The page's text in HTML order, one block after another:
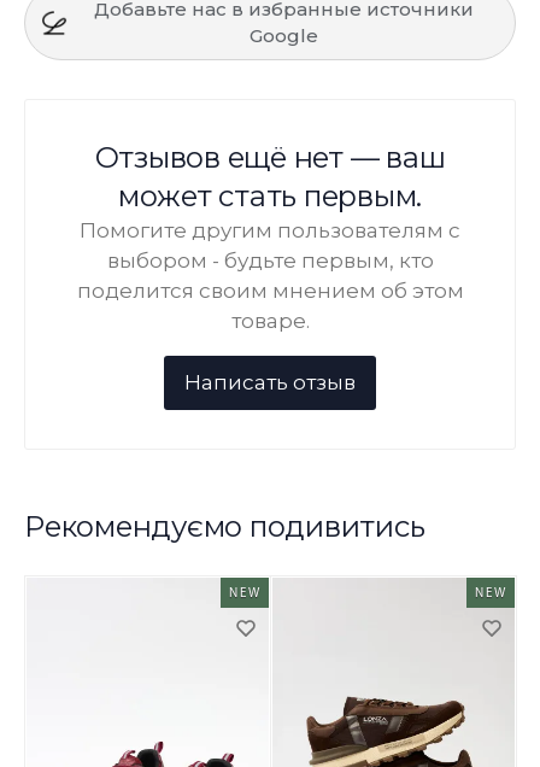
Добавьте нас в избранные источники
Google
Отзывов ещё нет — ваш
может стать первым.
Помогите другим пользователям с
выбором - будьте первым, кто
поделится своим мнением об этом
товаре.
Рекомендуємо подивитись
NEW NEW